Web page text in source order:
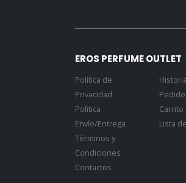
EROS PERFUME OUTLET
Política de
Privacidad
Política
Envío/Entrega
Términos y
Condiciones
Contactos
Carrito
Lista